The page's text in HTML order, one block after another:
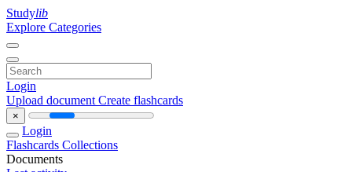
Studylib
Explore Categories
Login
Upload document Create flashcards
×
Login
Flashcards Collections
Documents